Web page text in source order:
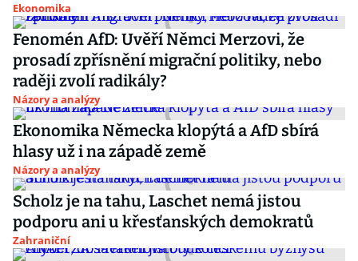
Ekonomika
Fenomén AfD: Uvěří Němci Merzovi, že
prosadí zpřísnění migrační politiky, nebo
raději zvolí radikály?
Názory a analýzy
Ekonomika Německa klopýtá a AfD sbírá
hlasy už i na západě země
Názory a analýzy
Scholz je na tahu, Laschet nemá jistou
podporu ani u křesťanských demokratů
Zahraniční